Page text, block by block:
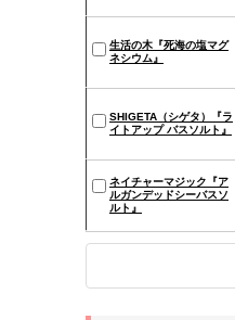
生活の木『死海の塩マグ
ネシウム』
SHIGETA（シゲタ）『ラ
イトアップ バスソルト』
ネイチャーマジック『ア
ルガンデッドシーバスソ
ルト』